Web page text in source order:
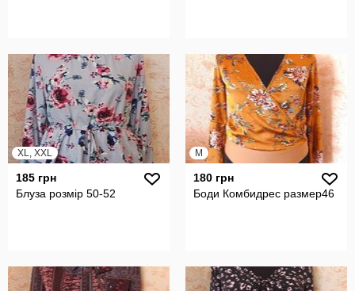
XL, XXL
185 грн
Блуза розмір 50-52
M
180 грн
Боди Комбидрес размер46